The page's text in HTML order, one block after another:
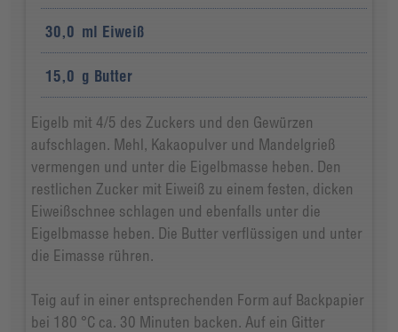
30,0 ml Eiweiß
15,0 g Butter
Eigelb mit 4/5 des Zuckers und den Gewürzen
aufschlagen. Mehl, Kakaopulver und Mandelgrieß
vermengen und unter die Eigelbmasse heben. Den
restlichen Zucker mit Eiweiß zu einem festen, dicken
Eiweißschnee schlagen und ebenfalls unter die
Eigelbmasse heben. Die Butter verflüssigen und unter
die Eimasse rühren.
Teig auf in einer entsprechenden Form auf Backpapier
bei 180 °C ca. 30 Minuten backen. Auf ein Gitter